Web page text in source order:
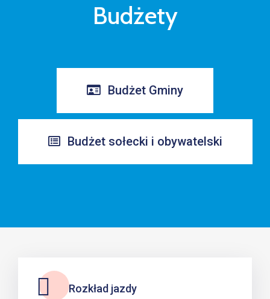
Budżety
Budżet Gminy
Budżet sołecki i obywatelski
Rozkład jazdy